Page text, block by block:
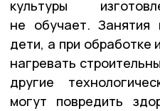
культуры
не обучает.
дети, а при обработке
нагревать
другие
могут повредить